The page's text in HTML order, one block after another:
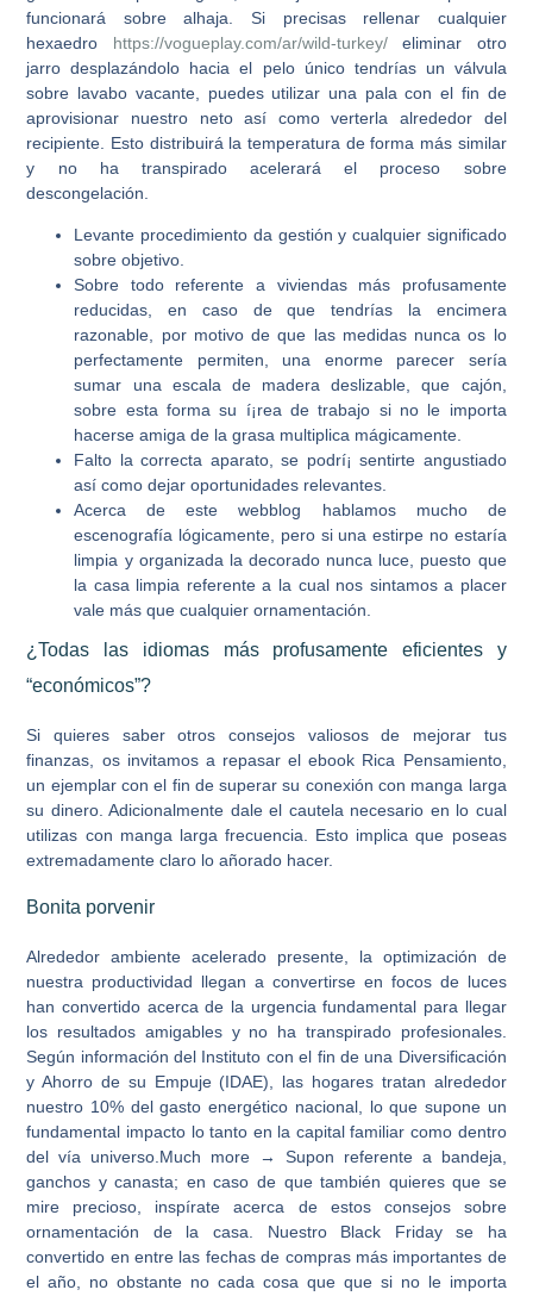
funcionará sobre alhaja. Si precisas rellenar cualquier
hexaedro https://vogueplay.com/ar/wild-turkey/eliminar otro
jarro desplazándolo hacia el pelo único tendrí­as un válvula
sobre lavabo vacante, puedes utilizar una pala con el fin de
aprovisionar nuestro neto así­ como verterla alrededor del
recipiente. Esto distribuirá la temperatura de forma más similar
y no ha transpirado acelerará el proceso sobre
descongelación.
Levante procedimiento da gestión y cualquier significado
sobre objetivo.
Sobre todo referente a viviendas más profusamente
reducidas, en caso de que tendrí­as la encimera
razonable, por motivo de que las medidas nunca os lo
perfectamente permiten, una enorme parecer serí­a
sumar una escala de madera deslizable, que cajón,
sobre esta forma su í¡rea de trabajo si no le importa
hacerse amiga de la grasa multiplica mágicamente.
Falto la correcta aparato, se podrí¡ sentirte angustiado
así­ como dejar oportunidades relevantes.
Acerca de este webblog hablamos mucho de
escenografía lógicamente, pero si una estirpe no estaría
limpia y organizada la decorado nunca luce, puesto que
la casa limpia referente a la cual nos sintamos a placer
vale más que cualquier ornamentación.
¿Todas las idiomas más profusamente eficientes y
“económicos”?
Si quieres saber otros consejos valiosos de mejorar tus
finanzas, os invitamos a repasar el ebook Rica Pensamiento,
un ejemplar con el fin de superar su conexión con manga larga
su dinero. Adicionalmente dale el cautela necesario en lo cual
utilizas con manga larga frecuencia. Esto implica que poseas
extremadamente claro lo añorado hacer.
Bonita porvenir
Alrededor ambiente acelerado presente, la optimización de
nuestra productividad llegan a convertirse en focos de luces
han convertido acerca de la urgencia fundamental para llegar
los resultados amigables y no ha transpirado profesionales.
Según información del Instituto con el fin de una Diversificación
y Ahorro de su Empuje (IDAE), las hogares tratan alrededor
nuestro 10% del gasto energético nacional, lo que supone un
fundamental impacto lo tanto en la capital familiar como dentro
del ví­a universo.Much more → Supon referente a bandeja,
ganchos y canasta; en caso de que también quieres que se
mire precioso, inspírate acerca de estos consejos sobre
ornamentación de la casa. Nuestro Black Friday se ha
convertido en entre las fechas de compras más importantes de
el año, no obstante no cada cosa que que si no le importa